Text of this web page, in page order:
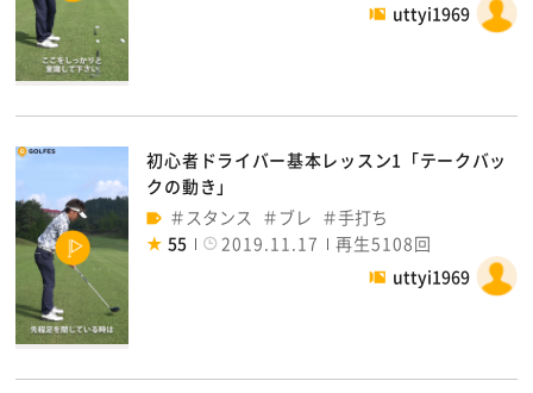
uttyi1969
初心者ドライバー基本レッスン1「テークバッ
クの動き」
スタンス
ブレ
手打ち
55
2019.11.17
再生5108回
uttyi1969